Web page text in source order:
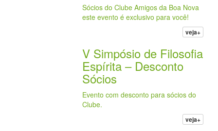
Sócios do Clube Amigos da Boa Nova
este evento é exclusivo para você!
veja+
V Simpósio de Filosofia
Espírita – Desconto
Sócios
Evento com desconto para sócios do
Clube.
veja+